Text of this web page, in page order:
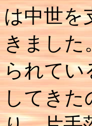
は中世を
きました
られてい
してき